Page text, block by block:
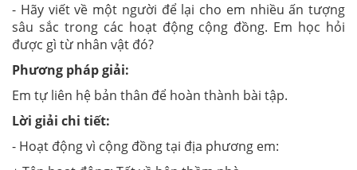
- Hãy viết về một người để lại cho em nhiều ấn tượng
sâu sắc trong các hoạt động cộng đồng. Em học hỏi
được gì từ nhân vật đó?
Phương pháp giải:
Em tự liên hệ bản thân để hoàn thành bài tập.
Lời giải chi tiết:
- Hoạt động vì cộng đồng tại địa phương em: